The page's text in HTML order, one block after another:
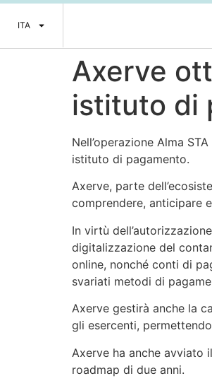
ITA
Axerve
istituto di
Nell’operazione Alma
istituto di pagamento.
Axerve, parte
comprendere, anticipare
In virtù
digitalizzazione del
online, nonché conti di
svariati metodi di
Axerve gestirà anche la
gli esercenti,
Axerve ha anche avviato
roadmap di due anni.